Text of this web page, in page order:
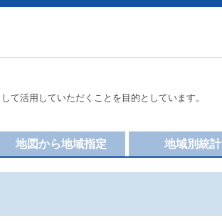
て活用していただくことを目的としています。
地域別統計
地図から地域指定